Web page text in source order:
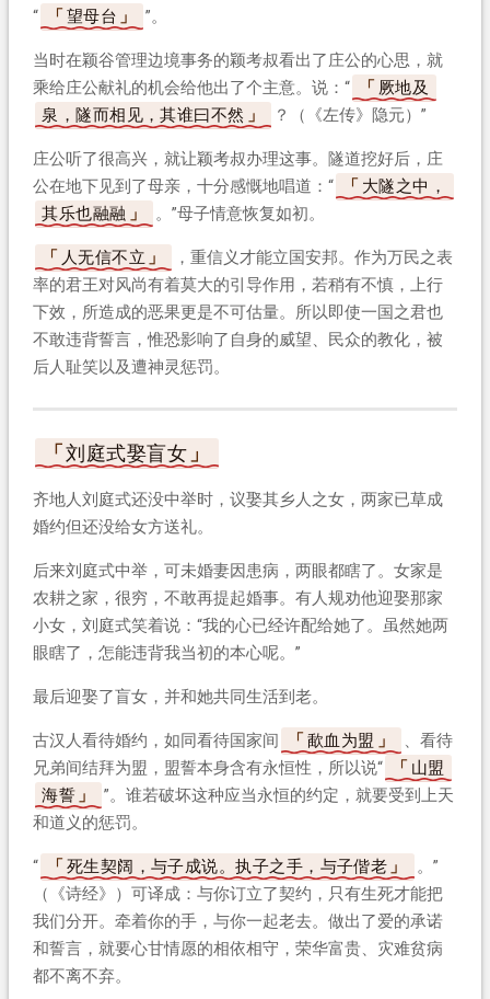
“
望母台 ”。
当时在颖谷管理边境事务的颖考叔看出了庄公的心思，就
乘给庄公献礼的机会给他出了个主意。说：“
厥地及
泉，隧而相见，其谁曰不然
？（《左传》隐元）”
庄公听了很高兴，就让颖考叔办理这事。隧道挖好后，庄
公在地下见到了母亲，十分感慨地唱道：“
大隧之中，
其乐也融融
。”母子情意恢复如初。
人无信不立
，重信义才能立国安邦。作为万民之表
率的君王对风尚有着莫大的引导作用，若稍有不慎，上行
下效，所造成的恶果更是不可估量。所以即使一国之君也
不敢违背誓言，惟恐影响了自身的威望、民众的教化，被
后人耻笑以及遭神灵惩罚。
刘庭式娶盲女
齐地人刘庭式还没中举时，议娶其乡人之女，两家已草成
婚约但还没给女方送礼。
后来刘庭式中举，可未婚妻因患病，两眼都瞎了。女家是
农耕之家，很穷，不敢再提起婚事。有人规劝他迎娶那家
小女，刘庭式笑着说：“我的心已经许配给她了。虽然她两
眼瞎了，怎能违背我当初的本心呢。”
最后迎娶了盲女，并和她共同生活到老。
古汉人看待婚约，如同看待国家间 歃血为盟
、看待
兄弟间结拜为盟，盟誓本身含有永恒性，所以说“
山盟
海誓
”。谁若破坏这种应当永恒的约定，就要受到上天
和道义的惩罚。
“ 死生契阔，与子成说。执子之手，与子偕老
。”
（《诗经》）可译成：与你订立了契约，只有生死才能把
我们分开。牵着你的手，与你一起老去。做出了爱的承诺
和誓言，就要心甘情愿的相依相守，荣华富贵、灾难贫病
都不离不弃。